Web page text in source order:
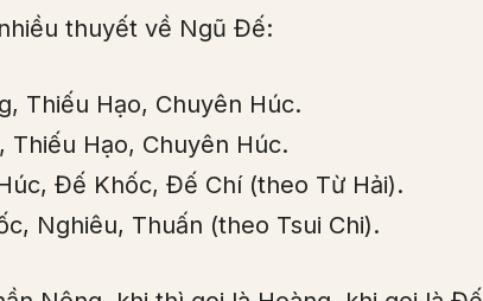
thuyết về Ngũ Đế:
Thiếu Hạo, Chuyên Húc.
Thiếu Hạo, Chuyên Húc.
Đế Khốc, Đế Chí (theo Từ Hải).
Nghiêu, Thuấn (theo Tsui Chi).